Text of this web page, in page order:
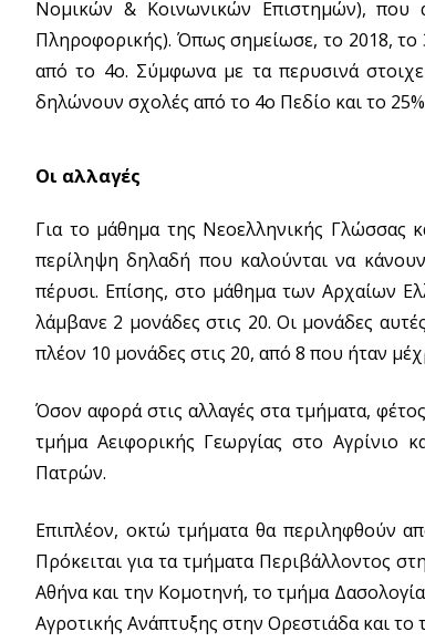
Νομικών & Κοινωνικών Επιστημών), που
Πληροφορικής). Όπως σημείωσε, το 2018, το
από το 4ο. Σύμφωνα με τα περυσινά
δηλώνουν σχολές από το 4ο Πεδίο και το
Οι αλλαγές
Για το μάθημα της Νεοελληνικής Γλώσσας
περίληψη δηλαδή που καλούνται να
πέρυσι. Επίσης, στο μάθημα των Αρχαίων
λάμβανε 2 μονάδες στις 20. Οι μονάδες
πλέον 10 μονάδες στις 20, από 8 που ήταν
Όσον αφορά στις αλλαγές στα τμήματα,
τμήμα Αειφορικής Γεωργίας στο Αγρίνιο
Πατρών.
Επιπλέον, οκτώ τμήματα θα περιληφθούν
Πρόκειται για τα τμήματα Περιβάλλοντος
Αθήνα και την Κομοτηνή, το τμήμα
Αγροτικής Ανάπτυξης στην Ορεστιάδα και